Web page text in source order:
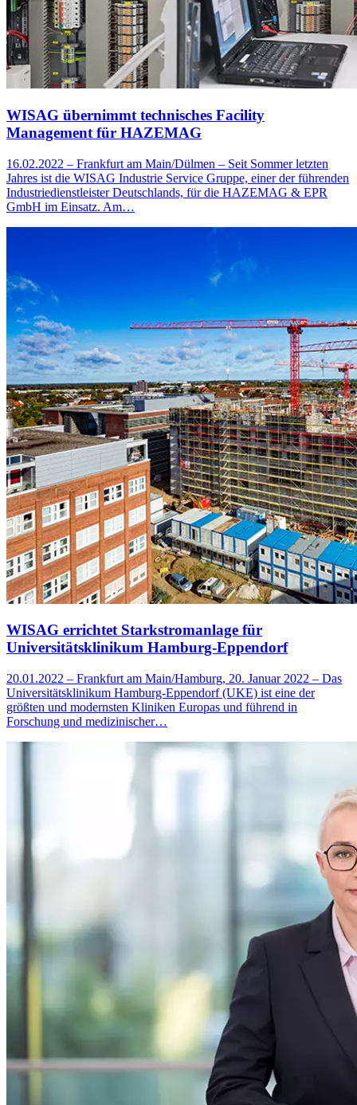
WISAG übernimmt technisches Facility
Management für HAZEMAG
16.02.2022 – Frankfurt am Main/Dülmen – Seit Sommer letzten
Jahres ist die WISAG Industrie Service Gruppe, einer der führenden
Industriedienstleister Deutschlands, für die HAZEMAG & EPR
GmbH im Einsatz. Am…
WISAG errichtet Starkstromanlage für
Universitätsklinikum Hamburg-Eppendorf
20.01.2022 – Frankfurt am Main/Hamburg, 20. Januar 2022 – Das
Universitätsklinikum Hamburg-Eppendorf (UKE) ist eine der
größten und modernsten Kliniken Europas und führend in
Forschung und medizinischer…